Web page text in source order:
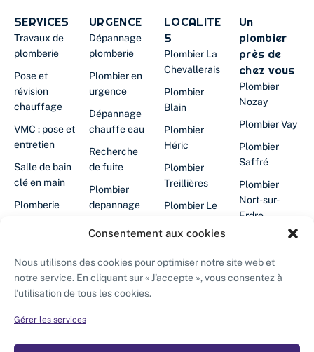
Consentement aux cookies
Nous utilisons des cookies pour optimiser notre site web et
notre service. En cliquant sur « J’accepte », vous consentez à
l’utilisation de tous les cookies.
Gérer les services
SERVICES
Travaux de
plomberie
Pose et
révision
chauffage
VMC : pose et
entretien
Salle de bain
clé en main
Plomberie
d'eau
Désembouage
combles
URGENCE
Dépannage
plomberie
Plombier en
urgence
Dépannage
chauffe eau
Recherche
de fuite
Plombier
depannage
en panne
Plombier
chauffagiste
LOCALITE
S
Plombier La
Chevallerais
Plombier
Blain
Plombier
Héric
Plombier
Treillières
Plombier Le
Grandchamp-
des-
Vay
Un
plombier
près de
chez vous
Plombier
Nozay
Plombier Vay
Plombier
Saffré
Plombier
Nort-sur-
Erdre
Plombier La